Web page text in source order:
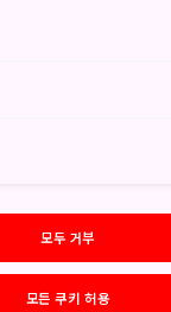
비스를 제
차 등을 통해 오이타
합니다.
모두 거부
모든 쿠키 허용